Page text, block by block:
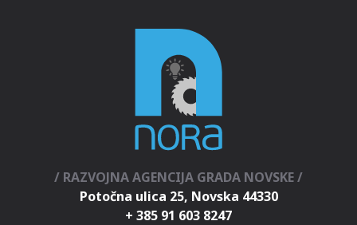
/ RAZVOJNA AGENCIJA GRADA NOVSKE /
Potočna ulica 25, Novska 44330
+ 385 91 603 8247